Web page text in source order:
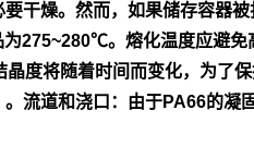
要干燥。然而，如果储存容器
为275~280℃。熔化温度应避
度将随着时间而变化，为了
流道和浇口：由于PA66的凝